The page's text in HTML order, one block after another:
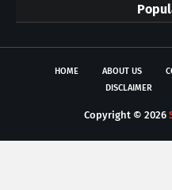
HOME ABOUT US
DISCLAIMER
Copyright © 2026